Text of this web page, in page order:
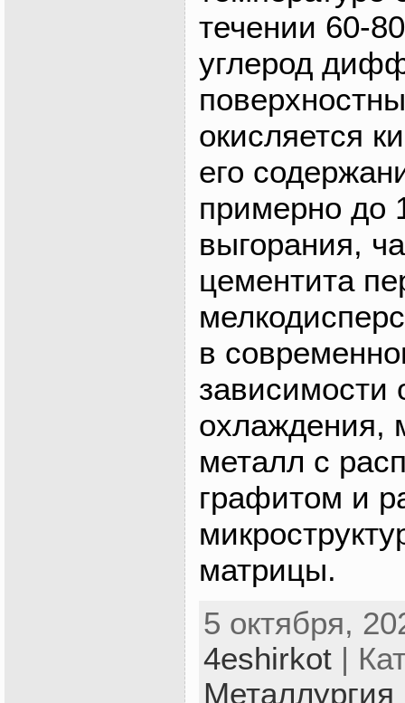
течении 60-
углерод
окисляется
его
примерно до
выгорания,
цементита
в
зависимости
охлаждения,
металл с
графитом и
матрицы.
5 октября,
4eshirkot|
Металлургия